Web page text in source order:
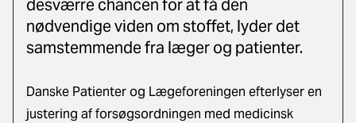
desværre chancen for at få den
nødvendige viden om stoffet, lyder det
samstemmende fra læger og patienter.
Danske Patienter og Lægeforeningen efterlyser en
justering af forsøgsordningen med medicinsk